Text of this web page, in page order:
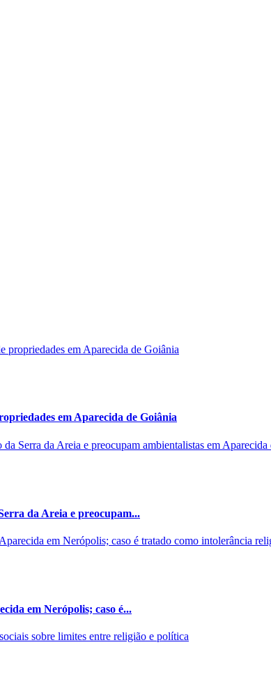
em Aparecida de Goiânia
da Areia e preocupam...
em Nerópolis; caso é...